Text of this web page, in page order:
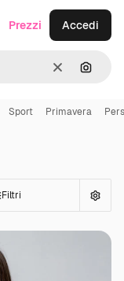
CancellaCerca
Prezzi Accedi
Sport Primavera
Filtri